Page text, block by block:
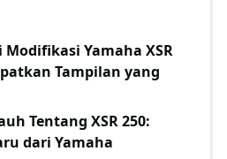
Yamaha XSR
Tampilan yang
Tentang XSR 250:
dari Yamaha